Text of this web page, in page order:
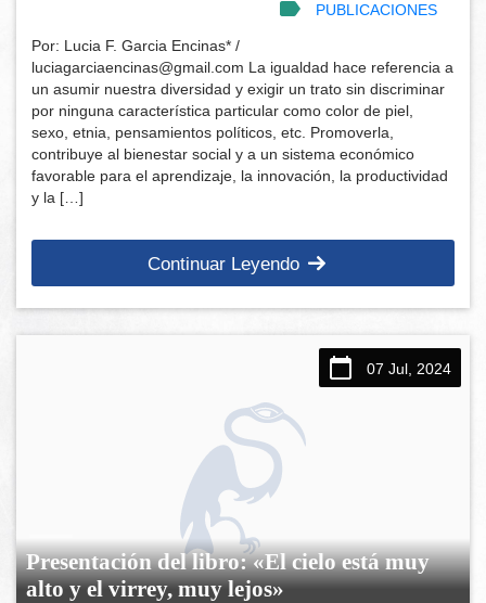
PUBLICACIONES
Por: Lucia F. Garcia Encinas* /
luciagarciaencinas@gmail.com La igualdad hace referencia a
un asumir nuestra diversidad y exigir un trato sin discriminar
por ninguna característica particular como color de piel,
sexo, etnia, pensamientos políticos, etc. Promoverla,
contribuye al bienestar social y a un sistema económico
favorable para el aprendizaje, la innovación, la productividad
y la […]
Continuar Leyendo
07 Jul, 2024
Presentación del libro: «El cielo está muy
alto y el virrey, muy lejos»